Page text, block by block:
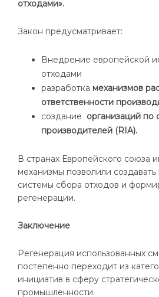
отходами».
Закон предусматривает:
Внедрение европейской
отходами
разработка механизмов
ответственности
создание организаций по
производителей (RIA).
В странах Европейского союза
механизмы позволили
системы сбора отходов и
регенерации.
Заключение
Регенерация использованных
постепенно переходит из
инициатив в сферу
промышленности.